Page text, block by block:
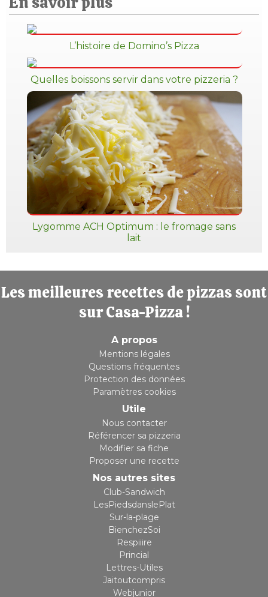
L’histoire de Domino’s Pizza
Quelles boissons servir dans votre pizzeria ?
Lygomme ACH Optimum : le fromage sans
lait
Les meilleures recettes de pizzas sont
sur Casa-Pizza !
A propos
Mentions légales
Questions fréquentes
Protection des données
Paramètres cookies
Utile
Nous contacter
Référencer sa pizzeria
Modifier sa fiche
Proposer une recette
Nos autres sites
Club-Sandwich
LesPiedsdanslePlat
Sur-la-plage
BienchezSoi
Respiiire
Princial
Lettres-Utiles
Jaitoutcompris
Webjunior